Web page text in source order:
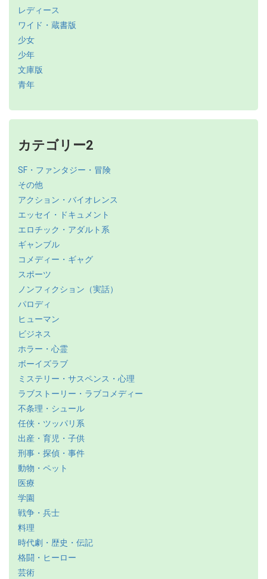
レディース
ワイド・蔵書版
少女
少年
文庫版
青年
カテゴリー2
SF・ファンタジー・冒険
その他
アクション・バイオレンス
エッセイ・ドキュメント
エロチック・アダルト系
ギャンブル
コメディー・ギャグ
スポーツ
ノンフィクション（実話）
パロディ
ヒューマン
ビジネス
ホラー・心霊
ボーイズラブ
ミステリー・サスペンス・心理
ラブストーリー・ラブコメディー
不条理・シュール
任侠・ツッパリ系
出産・育児・子供
刑事・探偵・事件
動物・ペット
医療
学園
戦争・兵士
料理
時代劇・歴史・伝記
格闘・ヒーロー
芸術